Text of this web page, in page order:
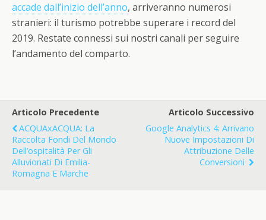
accade dall’inizio dell’anno, arriveranno numerosi
stranieri: il turismo potrebbe superare i record del
2019. Restate connessi sui nostri canali per seguire
l’andamento del comparto.
Articolo Precedente
ACQUAxACQUA: La
Raccolta Fondi Del Mondo
Dell’ospitalità Per Gli
Alluvionati Di Emilia-
Romagna E Marche
Articolo Successivo
Google Analytics 4: Arrivano
Nuove Impostazioni Di
Attribuzione Delle
Conversioni